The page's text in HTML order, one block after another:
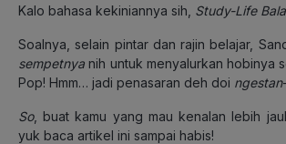
Kalo bahasa kekiniannya sih, Study-Life
Soalnya, selain pintar dan rajin belajar,
sempetnya nih untuk menyalurkan hobinya
Pop! Hmm… jadi penasaran deh doi ngestan
So, buat kamu yang mau kenalan lebih
yuk baca artikel ini sampai habis!